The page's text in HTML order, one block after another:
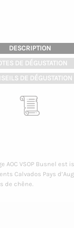
DESCRIPTION
DE DÉGUSTATION
DE DÉGUSTATION
AOC VSOP Busnel est
Calvados Pays
de chêne.